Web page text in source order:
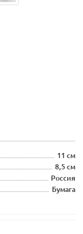
11 см
8,5 см
Россия
Бумага